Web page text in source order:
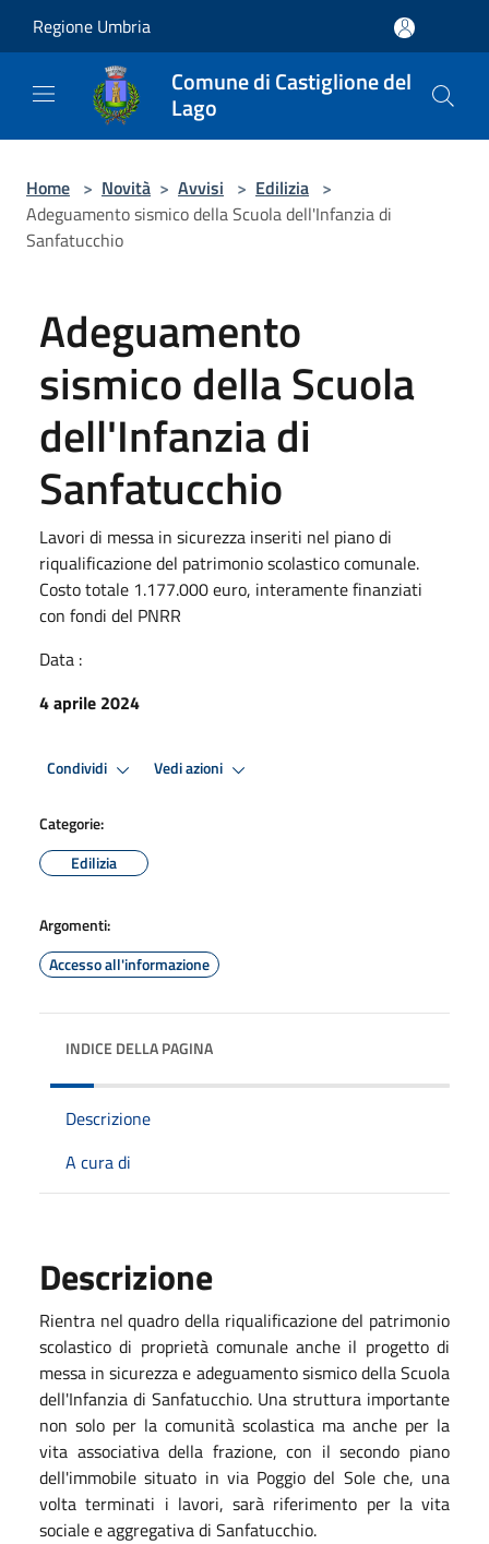
Regione Umbria
Comune di Castiglione del
Lago
Home > Novità > Avvisi > Edilizia >
Adeguamento sismico della Scuola dell'Infanzia di
Sanfatucchio
Adeguamento
sismico della Scuola
dell'Infanzia di
Sanfatucchio
Lavori di messa in sicurezza inseriti nel piano di
riqualificazione del patrimonio scolastico comunale.
Costo totale 1.177.000 euro, interamente finanziati
con fondi del PNRR
Data :
4 aprile 2024
Condividi Vedi azioni
Categorie:
Edilizia
Argomenti:
Accesso all'informazione
INDICE DELLA PAGINA
Descrizione
A cura di
Descrizione
Rientra nel quadro della riqualificazione del patrimonio
scolastico di proprietà comunale anche il progetto di
messa in sicurezza e adeguamento sismico della Scuola
dell'Infanzia di Sanfatucchio. Una struttura importante
non solo per la comunità scolastica ma anche per la
vita associativa della frazione, con il secondo piano
dell'immobile situato in via Poggio del Sole che, una
volta terminati i lavori, sarà riferimento per la vita
sociale e aggregativa di Sanfatucchio.